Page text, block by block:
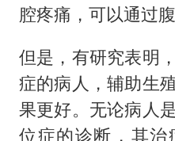
腔疼痛，可以通过
但是，有研究表明
症的病人，辅助生
果更好。无论病人
位症的诊断，其